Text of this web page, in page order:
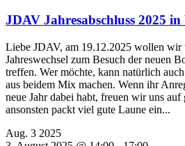
JDAV Jahresabschluss 2025
Liebe JDAV, am 19.12.2025 wollen wir
Jahreswechsel zum Besuch der neuen
treffen. Wer möchte, kann natürlich
aus beidem Mix machen. Wenn ihr
neue Jahr dabei habt, freuen wir uns auf
ansonsten packt viel gute Laune ein...
Aug. 3 2025